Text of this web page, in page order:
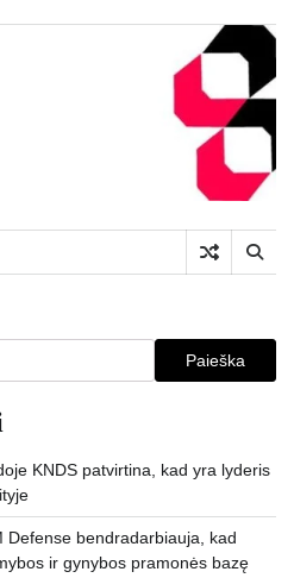
Paieška
KNDS patvirtina, kad yra lyderis
bendradarbiauja, kad
ir gynybos pramonės bazę